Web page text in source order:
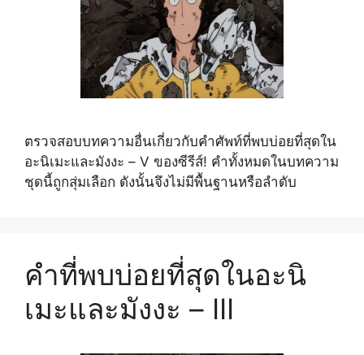
ตรวจสอบบทความอื่นเกี่ยวกับคำศัพท์ที่พบบ่อยที่สุดใน
อะนิเมะและมังงะ – V ของซีรีส์! คำทั้งหมดในบทความ
ชุดนี้ถูกสุ่มเลือก ดังนั้นจึงไม่มีพื้นฐานหรือลำดับ
คำที่พบบ่อยที่สุดในอะนิ
เมะและมังงะ – III